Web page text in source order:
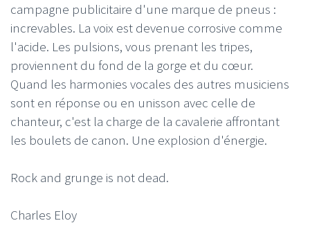
campagne publicitaire d'une marque de pneus :
increvables. La voix est devenue corrosive comme
l'acide. Les pulsions, vous prenant les tripes,
proviennent du fond de la gorge et du cœur.
Quand les harmonies vocales des autres musiciens
sont en réponse ou en unisson avec celle de
chanteur, c'est la charge de la cavalerie affrontant
les boulets de canon. Une explosion d'énergie.
Rock and grunge is not dead.
Charles Eloy